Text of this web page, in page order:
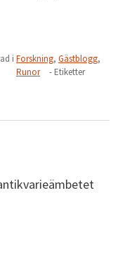
i Forskning, Gästblogg,
Runor
- Etiketter